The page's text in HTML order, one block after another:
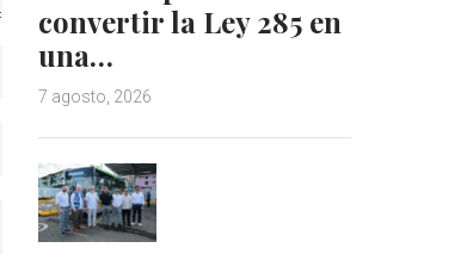
convertir la Ley 285 en
una…
7 agosto, 2026